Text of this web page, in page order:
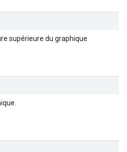
supérieure du graphique